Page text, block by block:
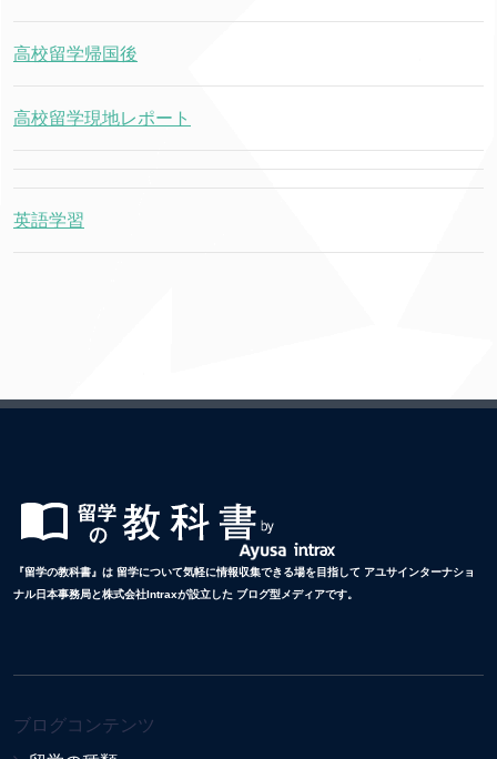
高校留学帰国後
高校留学現地レポート
英語学習
『留学の教科書』は 留学について気軽に情報収集できる場を目指して アユサインターナショ
ナル日本事務局と株式会社Intraxが設立した ブログ型メディアです。
ブログコンテンツ